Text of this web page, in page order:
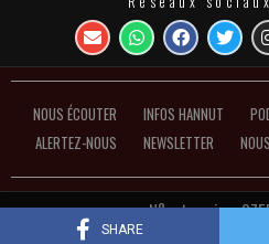
SHARE
NOUS ÉCOUTER INFOS HANNUT
ALERTEZ-NOUS
NEWSLETTER
N°entreprise :
Politique de confidentialité et